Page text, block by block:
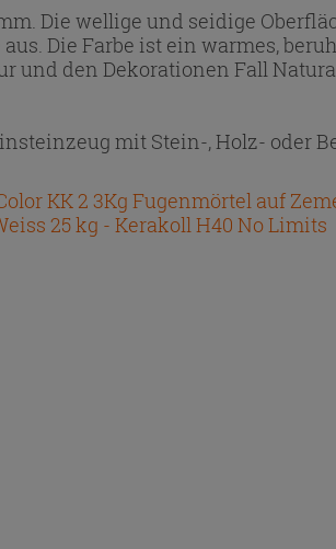
Die wellige und seidige
Die Farbe ist ein warmes,
und den Dekorationen Fall
mit Stein-, Holz- oder
KK 2 3Kg Fugenmörtel auf
25 kg - Kerakoll H40 No Limits